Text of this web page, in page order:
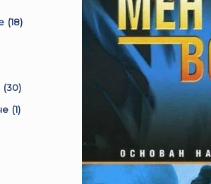
(18)
(30)
(1)